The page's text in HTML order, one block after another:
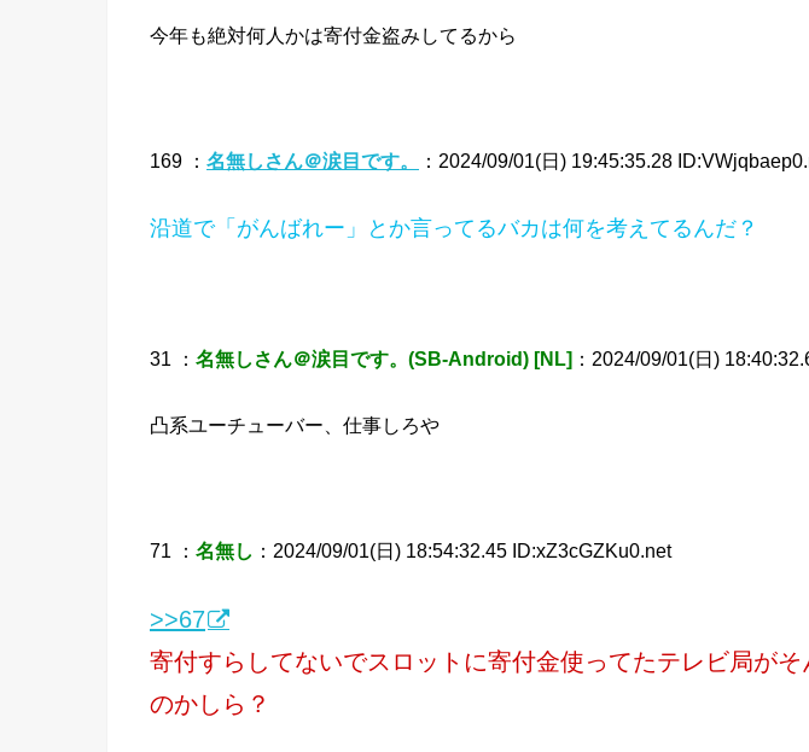
今年も絶対何人かは寄付金盗みしてるから
169 ： 名無しさん＠涙目です。 ：2024/09/01(日) 19:45:35.28
沿道で「がんばれー」とか言ってるバカは何を考えてるんだ？
31 ： 名無しさん＠涙目です。(SB-Android) [NL] ：2024/09/01(日)
凸系ユーチューバー、仕事しろや
71 ： 名無し ：2024/09/01(日) 18:54:32.45 ID:xZ3cGZKu0.net
>>67
寄付すらしてないでスロットに寄付金使ってたテレビ局が
のかしら？